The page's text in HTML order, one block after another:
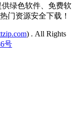
绿色软件、免费软
门资源安全下载！
) . All Rights
号